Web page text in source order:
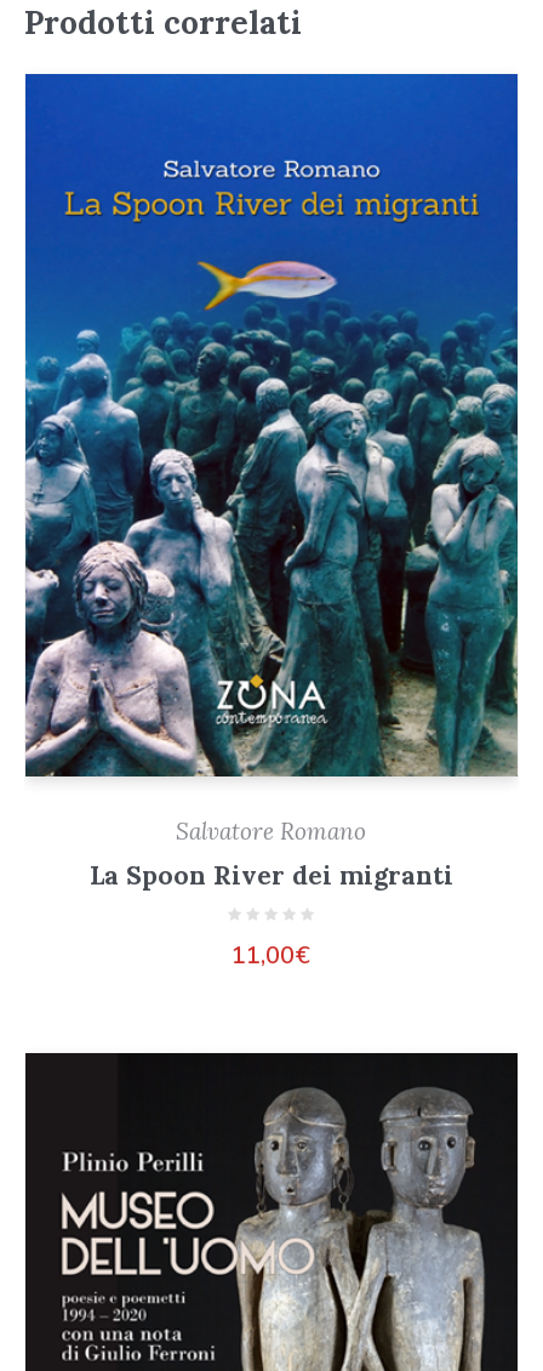
Prodotti correlati
Salvatore Romano
La Spoon River dei migranti
11,00€